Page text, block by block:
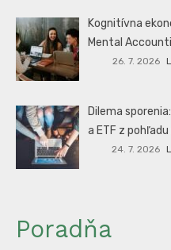
Kognitívna
Mental
26. 7. 2026
Dilema
a ETF z
24. 7. 2026
Poradňa